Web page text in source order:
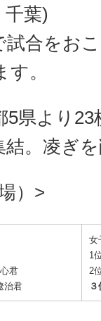
千葉)
試合をお
。
5県より
結。凌ぎ
）>
君
治君
女
1
2